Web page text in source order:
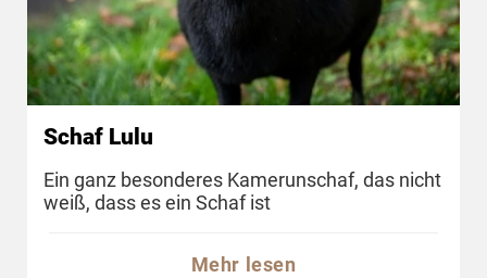
Schaf Lulu
Ein ganz besonderes Kamerunschaf, das nicht
weiß, dass es ein Schaf ist
Mehr lesen